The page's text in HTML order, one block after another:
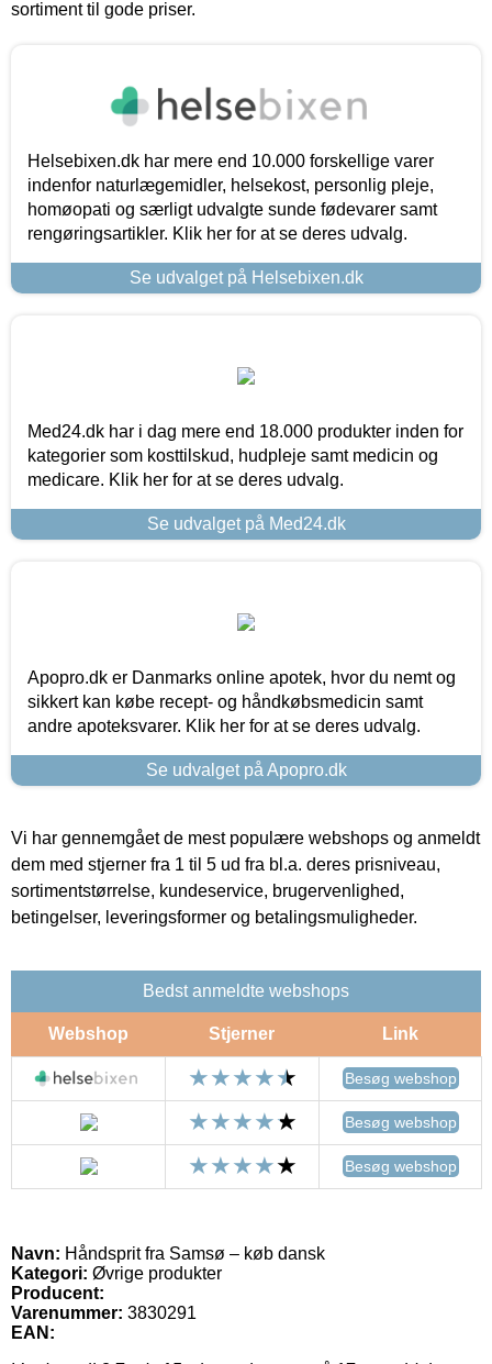
sortiment til gode priser.
Helsebixen.dk har mere end 10.000 forskellige varer
indenfor naturlægemidler, helsekost, personlig pleje,
homøopati og særligt udvalgte sunde fødevarer samt
rengøringsartikler. Klik her for at se deres udvalg.
Se udvalget på Helsebixen.dk
Med24.dk har i dag mere end 18.000 produkter inden for
kategorier som kosttilskud, hudpleje samt medicin og
medicare. Klik her for at se deres udvalg.
Se udvalget på Med24.dk
Apopro.dk er Danmarks online apotek, hvor du nemt og
sikkert kan købe recept- og håndkøbsmedicin samt
andre apoteksvarer. Klik her for at se deres udvalg.
Se udvalget på Apopro.dk
Vi har gennemgået de mest populære webshops og anmeldt
dem med stjerner fra 1 til 5 ud fra bl.a. deres prisniveau,
sortimentstørrelse, kundeservice, brugervenlighed,
betingelser, leveringsformer og betalingsmuligheder.
Bedst anmeldte webshops
Webshop Stjerner Link
Besøg webshop
Besøg webshop
Besøg webshop
Navn: Håndsprit fra Samsø – køb dansk
Kategori: Øvrige produkter
Producent:
Varenummer: 3830291
EAN: